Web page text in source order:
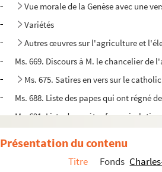
Vue morale de la Genèse avec une
Variétés
Autres œuvres sur l'agriculture et
Ms. 669. Discours à M. le chancelier
Ms. 675. Satires en vers sur le
Ms. 688. Liste des papes qui ont régné
Ms. 691. Liste des poètes français,
Présentation du contenu
Titre Fonds